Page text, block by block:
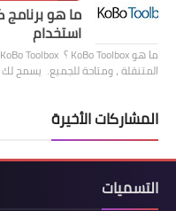
استخدام
المتنقلة ، ومتاحة للجميع. يسمح
المشاركات الأخيرة
التسميات